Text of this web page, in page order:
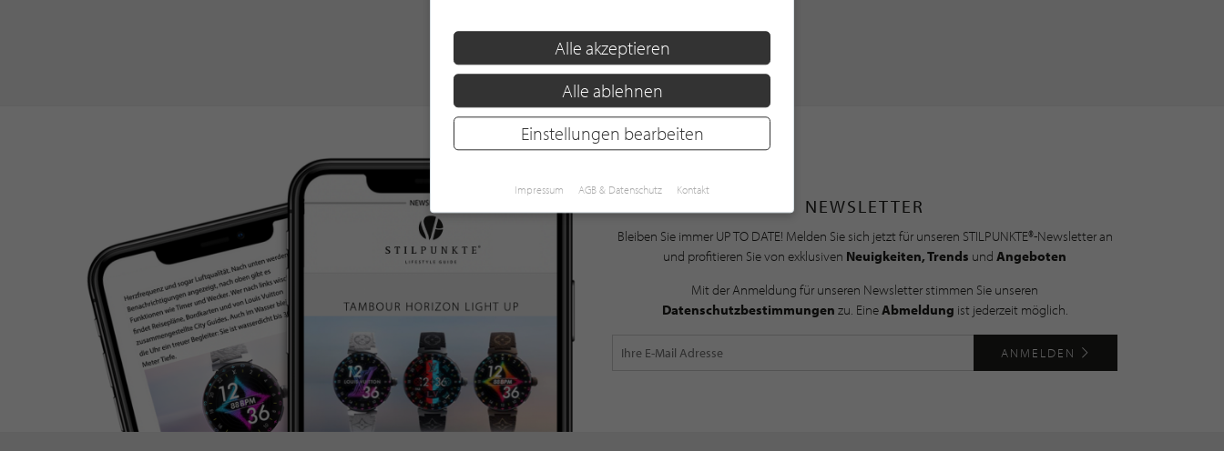
NEWSLETTER
Bleiben Sie immer UP TO DATE! Melden Sie sich jetzt für unseren STILPUNKTE®-Newsletter an
und profitieren Sie von exklusiven Neuigkeiten, Trends und Angeboten
Mit der Anmeldung für unseren Newsletter stimmen Sie unseren
Datenschutzbestimmungen zu. EineAbmeldung ist jederzeit möglich.
ANMELDEN
Alle akzeptieren
Alle ablehnen
Einstellungen bearbeiten
Impressum AGB & Datenschutz Kontakt